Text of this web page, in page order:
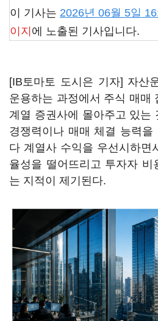
이 기사는 2026년 06월 5일
이지 에 노출된 기사입니다.
[IB토마토 도시은 기자] 자산
운용하는 과정에서 주식 매매
계열 증권사에 몰아주고 있는
경쟁력이나 매매 체결 능력
다 계열사 수익을 우선시하면
율성을 떨어뜨리고 투자자
는 지적이 제기된다.